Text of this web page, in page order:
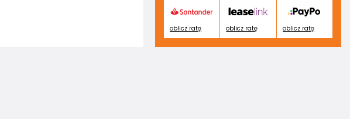
oblicz ratę oblicz ratę oblicz ratę